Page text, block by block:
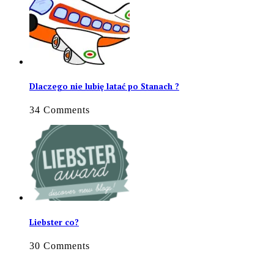
Dlaczego nie lubię latać po Stanach ?
34 Comments
Liebster co?
30 Comments